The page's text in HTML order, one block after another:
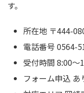
す。
所在地 〒444-
電話番号 0564-
受付時間 8:00～
フォーム申込 あ